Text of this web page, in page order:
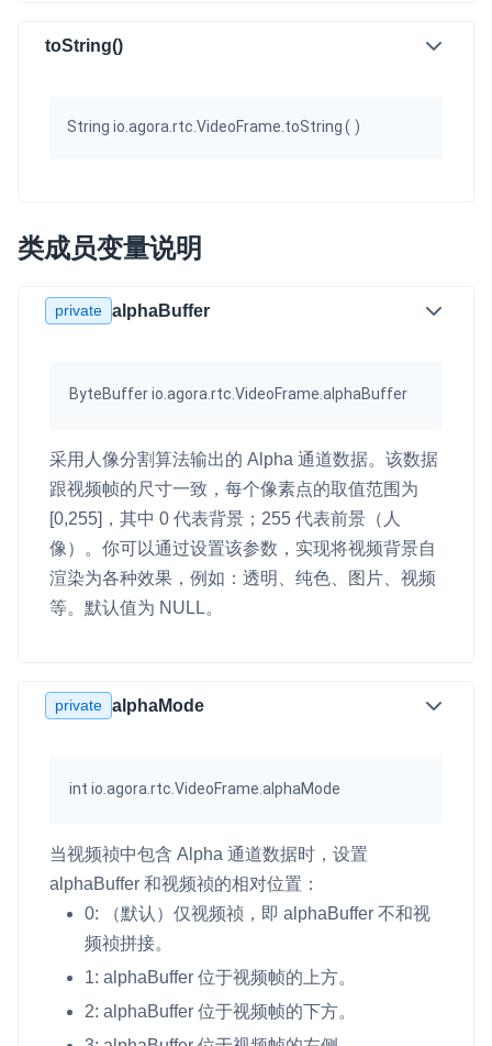
toString()
String io.agora.rtc.VideoFrame.toString( )
类成员变量说明
private alphaBuffer
ByteBuffer io.agora.rtc.VideoFrame.alphaBuffer
采用人像分割算法输出的 Alpha 通道数据。该数据
跟视频帧的尺寸一致，每个像素点的取值范围为
[0,255]，其中 0 代表背景；255 代表前景（人
像）。你可以通过设置该参数，实现将视频背景自
渲染为各种效果，例如：透明、纯色、图片、视频
等。默认值为 NULL。
private alphaMode
int io.agora.rtc.VideoFrame.alphaMode
当视频祯中包含 Alpha 通道数据时，设置
alphaBuffer 和视频祯的相对位置：
0: （默认）仅视频祯，即 alphaBuffer 不和视
频祯拼接。
1: alphaBuffer 位于视频帧的上方。
2: alphaBuffer 位于视频帧的下方。